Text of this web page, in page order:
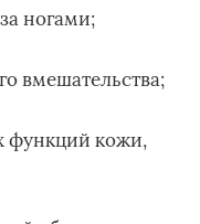
ногами;
вмешательства;
функций кожи,